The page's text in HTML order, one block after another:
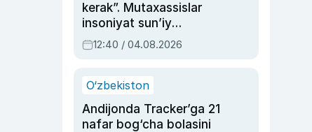
kerak”. Mutaxassislar
insoniyat sun’iy
intellektni boshqara
olmay qolishidan xavotir
12:40 / 04.08.2026
O‘zbekiston
Andijonda Tracker’ga 21
nafar bog‘cha bolasini